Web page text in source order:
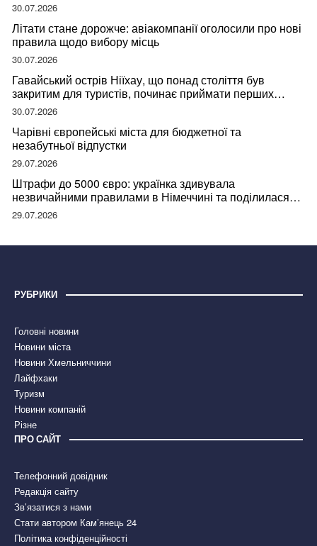
30.07.2026
Літати стане дорожче: авіакомпанії оголосили про нові
правила щодо вибору місць
30.07.2026
Гавайський острів Ніїхау, що понад століття був
закритим для туристів, починає приймати перших
відвідувачів
30.07.2026
Чарівні європейські міста для бюджетної та
незабутньої відпустки
29.07.2026
Штрафи до 5000 євро: українка здивувала
незвичайними правилами в Німеччині та поділилася
правдою
29.07.2026
РУБРИКИ
Головні новини
Новини міста
Новини Хмельниччини
Лайфхаки
Туризм
Новини компаній
Різне
ПРО САЙТ
Телефонний довідник
Редакція сайту
Зв’язатися з нами
Стати автором Кам’янець 24
Політика конфіденційності